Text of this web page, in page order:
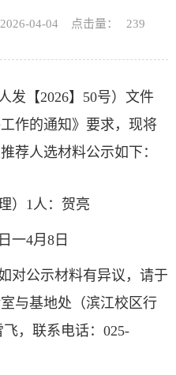
04-04 点击量： 239
发【2026】50号）文件
作的通知》要求，现将
荐人选材料公示如下：
）1人：贺亮
一4月8日
对公示材料有异议，请于
与基地处（滨江校区行
，联系电话：025-